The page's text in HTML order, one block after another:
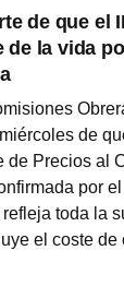
de que el
de la vida
de
de Precios al
por
toda la
el coste de